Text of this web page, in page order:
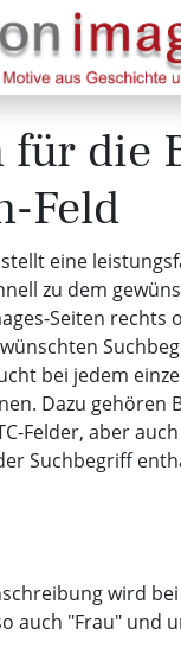
für die
Feld
eine
zu dem
Seiten rechts
bei jedem
Dazu gehören
Felder, aber
Suchbegriff
wird
auch "Frau" und